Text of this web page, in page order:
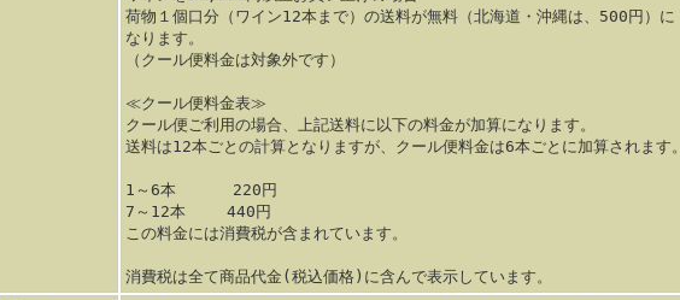
荷物１個口分（ワイン12本まで）の送料が無料（北海道・沖縄は、500円）に
なります。
（クール便料金は対象外です）
≪クール便料金表≫
クール便ご利用の場合、上記送料に以下の料金が加算になります。
送料は12本ごとの計算となりますが、クール便料金は6本ごとに加算されます。
1～6本 220円
7～12本 440円
この料金には消費税が含まれています。
消費税は全て商品代金(税込価格)に含んで表示しています。